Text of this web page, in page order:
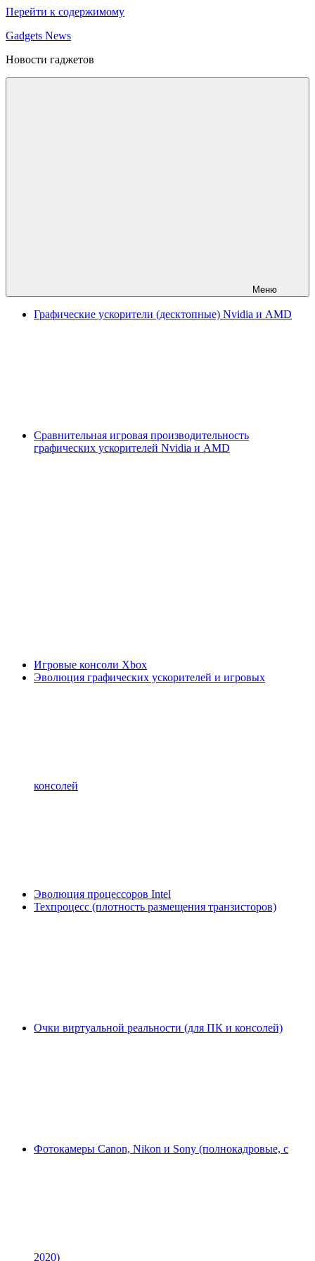
Перейти к содержимому
Gadgets News
Новости гаджетов
Меню
Графические ускорители (десктопные) Nvidia и AMD
Сравнительная игровая производительность
графических ускорителей Nvidia и AMD
Игровые консоли Xbox
Эволюция графических ускорителей и игровых
консолей
Эволюция процессоров Intel
Техпроцесс (плотность размещения транзисторов)
Очки виртуальной реальности (для ПК и консолей)
Фотокамеры Canon, Nikon и Sony (полнокадровые, с
2020)